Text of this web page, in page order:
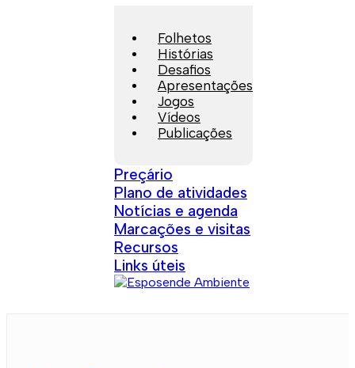
Folhetos
Histórias
Desafios
Apresentações
Jogos
Vídeos
Publicações
Preçário
Plano de atividades
Notícias e agenda
Marcações e visitas
Recursos
Links úteis